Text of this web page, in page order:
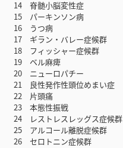
14 脊髄小脳変性症
15 パーキンソン病
16 うつ病
17 ギラン・バレー症候群
18 フィッシャー症候群
19 ベル麻痺
20 ニューロパチー
21 良性発作性頭位めまい症
22 片頭痛
23 本態性振戦
24 レストレスレッグス症候群
25 アルコール離脱症候群
26 セロトニン症候群